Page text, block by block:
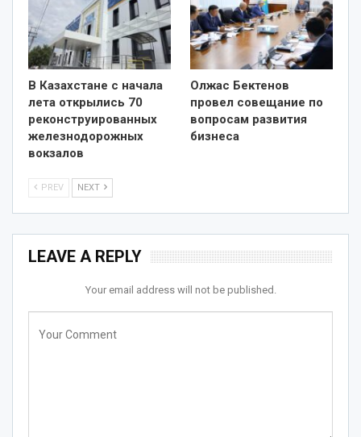
В Казахстане с начала
лета открылись 70
реконструированных
железнодорожных
вокзалов
Олжас Бектенов
провел совещание по
вопросам развития
бизнеса
PREV NEXT
LEAVE A REPLY
Your email address will not be published.